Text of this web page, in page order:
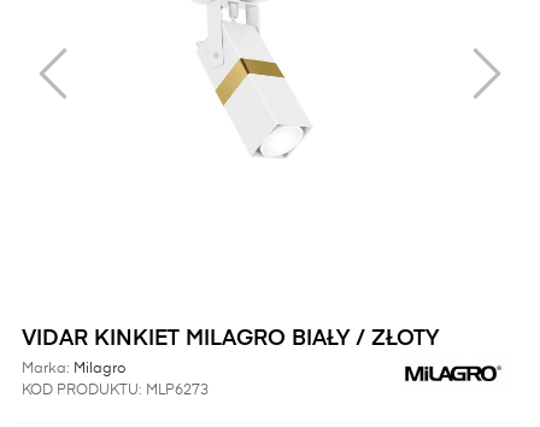
VIDAR KINKIET MILAGRO BIAŁY / ZŁOTY
Marka: Milagro
KOD PRODUKTU: MLP6273